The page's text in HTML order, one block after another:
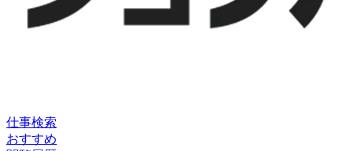
仕事検索
おすすめ